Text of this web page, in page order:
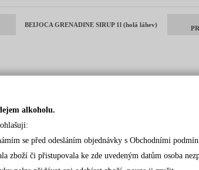
BEIJOCA GRENADINE SIRUP 1l (holá láhev)
alkoholu.
se před odesláním objednávky s Obchodními
zboží či přistupovala ke zde uvedeným datům osoba